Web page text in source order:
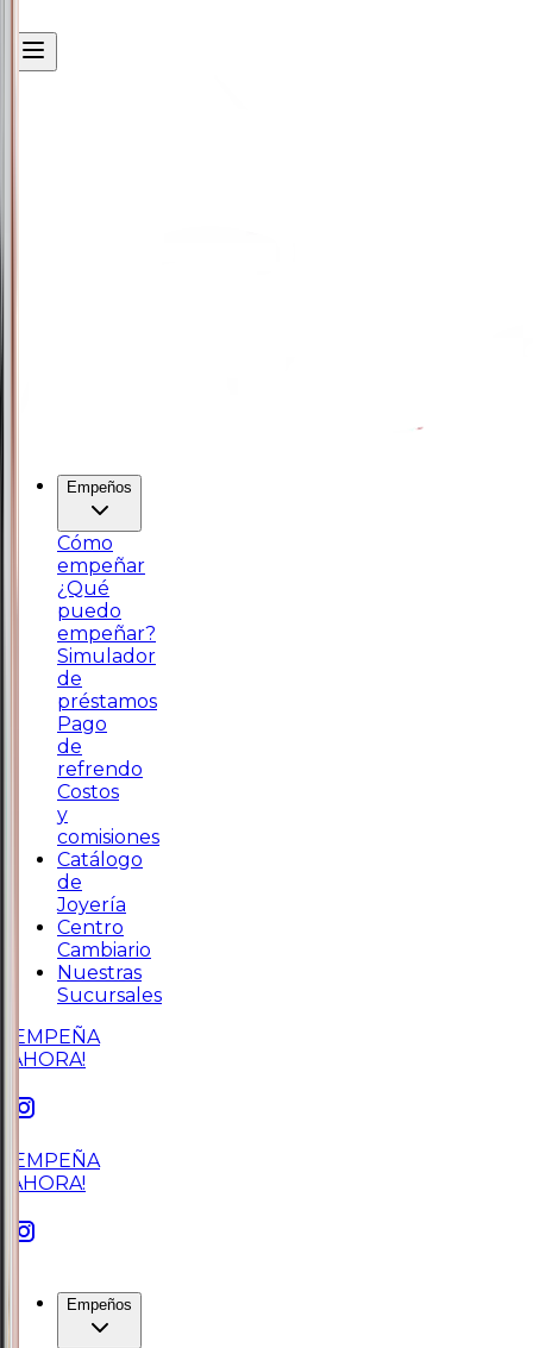
Empeños
Cómo
empeñar
¿Qué
puedo
empeñar?
Simulador
de
préstamos
Pago
de
refrendo
Costos
y
comisiones
Catálogo
de
Joyería
Centro
Cambiario
Nuestras
Sucursales
¡EMPEÑA
AHORA!
¡EMPEÑA
AHORA!
Empeños